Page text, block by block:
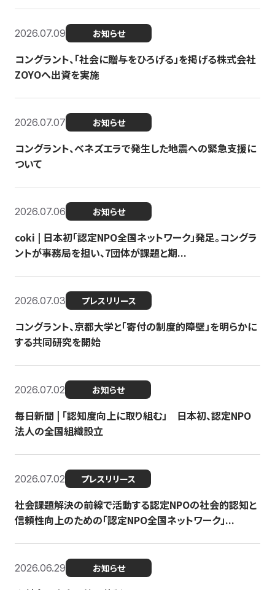
2026.07.09 お知らせ
コングラント、「社会に贈与をひろげる」を掲げる株式会社
ZOYOへ出資を実施
2026.07.07 お知らせ
コングラント、ベネズエラで発生した地震への緊急支援に
ついて
2026.07.06 お知らせ
coki | 日本初「認定NPO全国ネットワーク」発足。コングラ
ントが事務局を担い、7団体が課題と期...
2026.07.03 プレスリリース
コングラント、京都大学と「寄付の制度的障壁」を明らかに
する共同研究を開始
2026.07.02 お知らせ
毎日新聞 | 「認知度向上に取り組む」 日本初、認定NPO
法人の全国組織設立
2026.07.02 プレスリリース
社会課題解決の前線で活動する認定NPOの社会的認知と
信頼性向上のための「認定NPO全国ネットワーク」...
2026.06.29 お知らせ